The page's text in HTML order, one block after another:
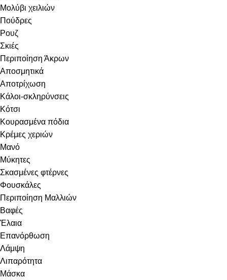
Μολύβι χειλιών
Πούδρες
Ρουζ
Σκιές
Περιποίηση Άκρων
Αποσμητικά
Αποτρίχωση
Κάλοι-σκληρύνσεις
Κότσι
Κουρασμένα πόδια
Κρέμες χεριών
Μανό
Μύκητες
Σκασμένες φτέρνες
Φουσκάλες
Περιποίηση Μαλλιών
Βαφές
Έλαια
Επανόρθωση
Λάμψη
Λιπαρότητα
Μάσκα